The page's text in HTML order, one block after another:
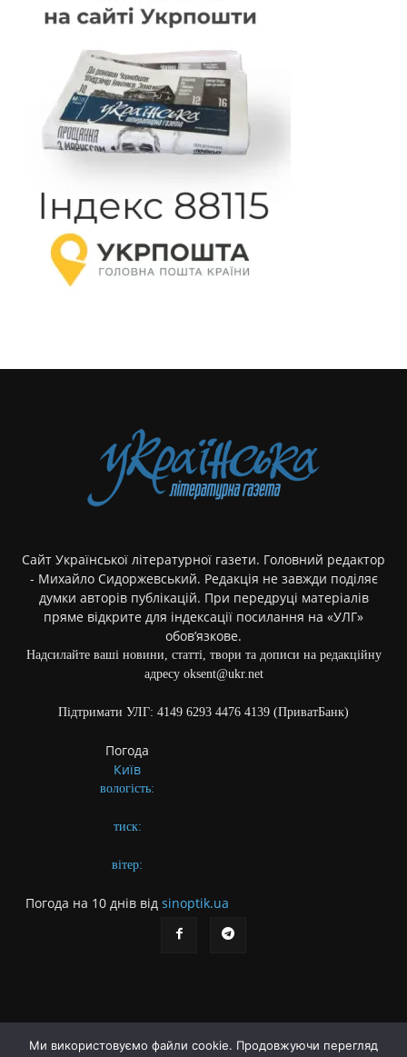
Сайт Української літературної газети. Головний редактор
- Михайло Сидоржевський. Редакція не завжди поділяє
думки авторів публікацій. При передруці матеріалів
пряме відкрите для індексації посилання на «УЛГ»
обов’язкове.
Надсилайте ваші новини, статті, твори та дописи на редакційну
адресу oksent@ukr.net
Підтримати УЛГ: 4149 6293 4476 4139 (ПриватБанк)
Погода
Київ
вологість:
тиск:
вітер:
Погода на 10 днів від sinoptik.ua
Ми використовуємо файли cookie. Продовжуючи перегляд